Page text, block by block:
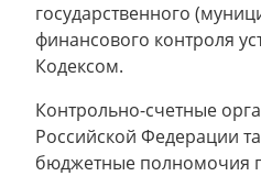
государственного
финансового контроля
Кодексом.
Контрольно-счетные
Российской Федерации
бюджетные полномочия